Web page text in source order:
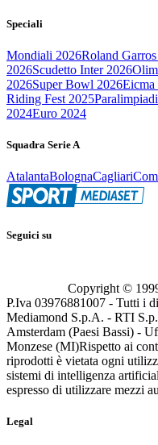
Speciali
Mondiali 2026Roland
2026Scudetto Inter 2026
2026Super Bowl 2026Eicma
Riding Fest 2025
2024Euro 2024
Squadra Serie A
AtalantaBolognaCagliari
Seguici su
Copyright ©
P.Iva 03976881007 - Tutti i
Mediamond S.p.A. - RTI
Amsterdam (Paesi Bassi) -
Monzese (MI)Rispetto ai
riprodotti è vietata ogni
sistemi di intelligenza
espresso di utilizzare mezzi
Legal